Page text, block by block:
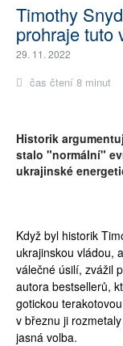
Timothy
prohraje tuto
29. 11. 2022
čas čtení 8 minut
Historik
stalo "normální"
ukrajinské
Když byl historik
ukrajinskou vládou,
válečné úsilí, zvážil
autora bestsellerů,
gotickou
v březnu ji
jasná volba.